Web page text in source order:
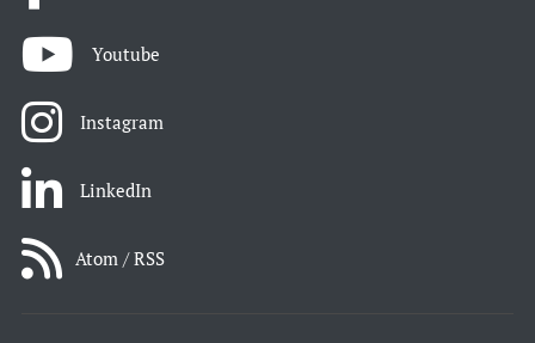
Youtube
Instagram
LinkedIn
Atom / RSS